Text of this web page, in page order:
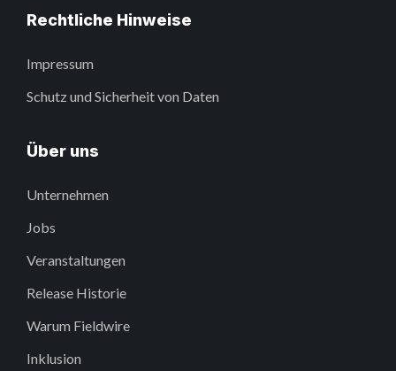
Rechtliche Hinweise
Impressum
Schutz und Sicherheit von Daten
Über uns
Unternehmen
Jobs
Veranstaltungen
Release Historie
Warum Fieldwire
Inklusion